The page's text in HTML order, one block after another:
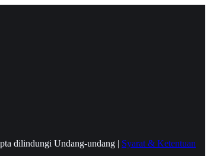
dilindungi Undang-undang | Syarat & Ketentuan